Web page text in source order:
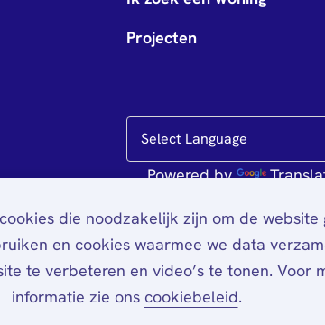
Projecten
Powered by
die noodzakelijk zijn om de website
en cookies waarmee we data
te verbeteren en video’s te tonen. Voor
informatie zie ons cookiebeleid.